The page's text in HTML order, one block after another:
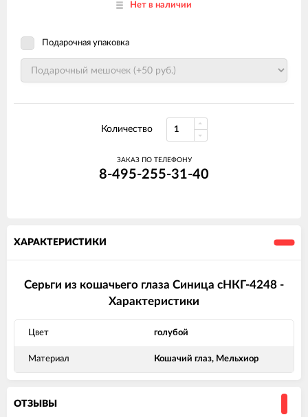
Нет в наличии
Подарочная упаковка
Количество
ЗАКАЗ ПО ТЕЛЕФОНУ
8-495-255-31-40
ХАРАКТЕРИСТИКИ
Серьги из кошачьего глаза Синица сНКГ-4248 -
Характеристики
Цвет голубой
Материал Кошачий глаз, Мельхиор
ОТЗЫВЫ